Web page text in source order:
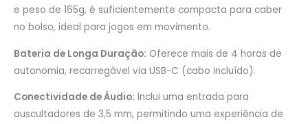
e peso de 165g, é suficientemente compacta para caber
no bolso, ideal para jogos em movimento.
Bateria de Longa Duração: Oferece mais de 4 horas de
autonomia, recarregável via USB-C (cabo incluído).
Conectividade de Áudio: Inclui uma entrada para
auscultadores de 3,5 mm, permitindo uma experiência de